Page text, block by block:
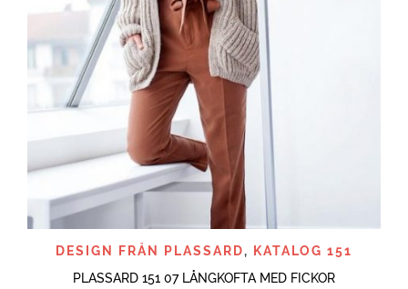
DESIGN FRÅN PLASSARD,
KATALOG 151
PLASSARD 151 07 LÅNGKOFTA MED FICKOR